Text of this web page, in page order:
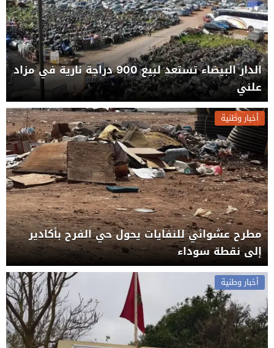
الدار البيضاء تستعد لبيع 900 دراجة نارية في مزاد
علني
أخبار وطنية
مطرح عشوائي للنفايات يحول حي الفرح بأكادير
إلى نقطة سوداء
أخبار وطنية